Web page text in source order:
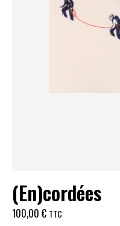
(En)cordées
100,00 € TTC